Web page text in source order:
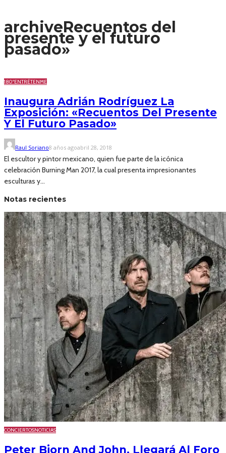
archiveRecuentos del
presente y el futuro
pasado»
180ºENTRÉTENME
Inaugura Adrián Rodríguez La
Exposición: «Recuentos Del Presente
Y El Futuro Pasado»
Raul Soriano8 años agoabril 28, 2018
El escultor y pintor mexicano, quien fue parte de la icónica
celebración Burning Man 2017, la cual presenta impresionantes
esculturas y...
Notas recientes
CONCIERTOSNOTICIAS
Peter Bjorn And John, Llegará Al Foro